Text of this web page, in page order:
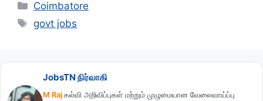
Categories
Coimbatore
Tags
govt jobs
JobsTN நிர்வாகி
M Rajகல்வி அறிவிப்புகள் மற்றும் முழுமையான வேலைவாய்ப்பு